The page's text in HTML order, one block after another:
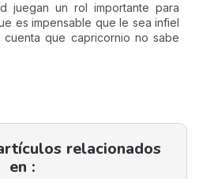
juegan un rol importante para
es impensable que le sea infiel
que capricornio no sabe
relacionados
en :